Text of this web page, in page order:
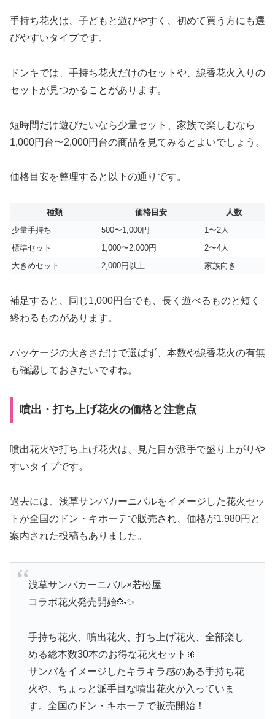
手持ち花火は、子どもと遊びやすく、初めて買う方にも選
びやすいタイプです。
ドンキでは、手持ち花火だけのセットや、線香花火入りの
セットが見つかることがあります。
短時間だけ遊びたいなら少量セット、家族で楽しむなら
1,000円台〜2,000円台の商品を見てみるとよいでしょう。
価格目安を整理すると以下の通りです。
種類 価格目安
人数
少量手持ち
500〜1,000円
1〜2人
標準セット
1,000〜2,000円
2〜4人
大きめセット
2,000円以上 家族向き
補足すると、同じ1,000円台でも、長く遊べるものと短く
終わるものがあります。
パッケージの大きさだけで選ばず、本数や線香花火の有無
も確認しておきたいですね。
噴出・打ち上げ花火の価格と注意点
噴出花火や打ち上げ花火は、見た目が派手で盛り上がりや
すいタイプです。
過去には、浅草サンバカーニバルをイメージした花火セッ
トが全国のドン・キホーテで販売され、価格が1,980円と
案内された投稿もありました。
浅草サンバカーニバル×若松屋
コラボ花火発売開始🥳✨
手持ち花火、噴出花火、打ち上げ花火、全部楽し
める総本数30本のお得な花火セット🎇
サンバをイメージしたキラキラ感のある手持ち花
火や、ちょっと派手目な噴出花火が入っていま
す。全国のドン・キホーテで販売開始！